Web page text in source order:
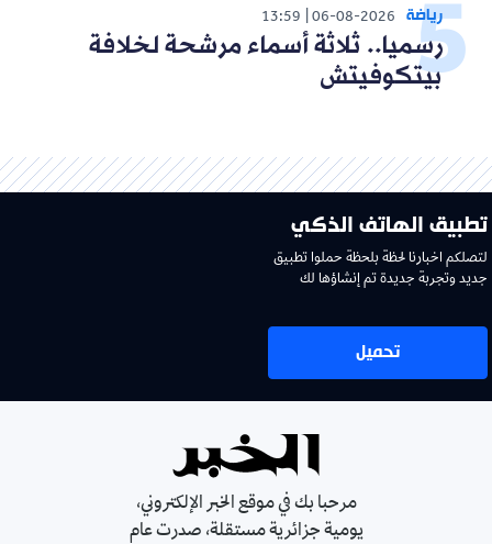
رياضة 06-08-2026
13:59
رسميا.. ثلاثة أسماء مرشحة لخلافة
بيتكوفيتش
تطبيق الهاتف الذكي
لتصلكم اخبارنا لحظة بلحظة حملوا تطبيق
جديد وتجربة جديدة تم إنشاؤها لك
تحميل
مرحبا بك في موقع الخبر الإلكتروني،
يومية جزائرية مستقلة، صدرت عام